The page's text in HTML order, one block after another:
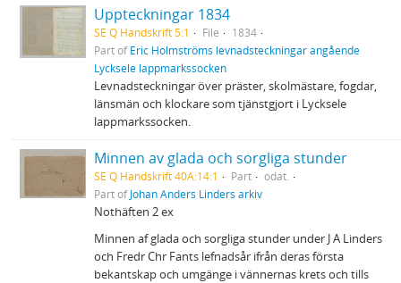
Uppteckningar 1834
SE Q Handskrift 5:1 File
1834
Part ofEric Holmströms levnadsteckningar angående
Lycksele lappmarkssocken
Levnadsteckningar över präster, skolmästare, fogdar,
länsmän och klockare som tjänstgjort i Lycksele
lappmarkssocken.
Minnen av glada och sorgliga stunder
SE Q Handskrift 40A:14:1 Part
odat.
Part ofJohan Anders Linders arkiv
Nothäften 2 ex
Minnen af glada och sorgliga stunder under J A Linders
och Fredr Chr Fants lefnadsår ifrån deras första
bekantskap och umgänge i vännernas krets och tills